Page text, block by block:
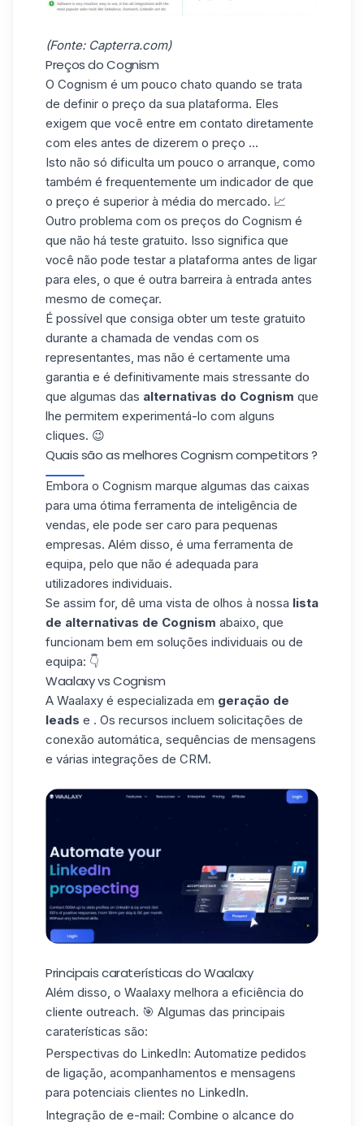
(Fonte: Capterra.com)
Preços do Cognism
O Cognism é um pouco chato quando se trata
de definir o preço da sua plataforma. Eles
exigem que você entre em contato diretamente
com eles antes de dizerem o preço ...
Isto não só dificulta um pouco o arranque, como
também é frequentemente um indicador de que
o preço é superior à média do mercado. 📈
Outro problema com os preços do Cognism é
que não há teste gratuito. Isso significa que
você não pode testar a plataforma antes de ligar
para eles, o que é outra barreira à entrada antes
mesmo de começar.
É possível que consiga obter um teste gratuito
durante a chamada de vendas com os
representantes, mas não é certamente uma
garantia e é definitivamente mais stressante do
que algumas das alternativas do Cognism que
lhe permitem experimentá-lo com alguns
cliques. 😉
Quais são as melhores Cognism competitors ?
Embora o Cognism marque algumas das caixas
para uma ótima ferramenta de inteligência de
vendas, ele pode ser caro para pequenas
empresas. Além disso, é uma ferramenta de
equipa, pelo que não é adequada para
utilizadores individuais.
Se assim for, dê uma vista de olhos à nossa lista
de alternativas de Cognism abaixo, que
funcionam bem em soluções individuais ou de
equipa: 👇
Waalaxy vs Cognism
A Waalaxy é especializada em geração de
leads e . Os recursos incluem solicitações de
conexão automática, sequências de mensagens
e várias integrações de CRM.
Principais caraterísticas do Waalaxy
Além disso, o Waalaxy melhora a eficiência do
cliente outreach. 🎯 Algumas das principais
caraterísticas são:
Perspectivas do LinkedIn: Automatize pedidos
de ligação, acompanhamentos e mensagens
para potenciais clientes no LinkedIn.
Integração de e-mail: Combine o alcance do